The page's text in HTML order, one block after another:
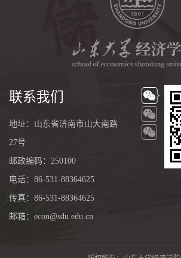
联系我们
地址：山东省济南市山大南路
27号
邮政编码：250100
电话：86-531-88364625
传真：86-531-88364625
邮箱：econ@sdu.edu.cn